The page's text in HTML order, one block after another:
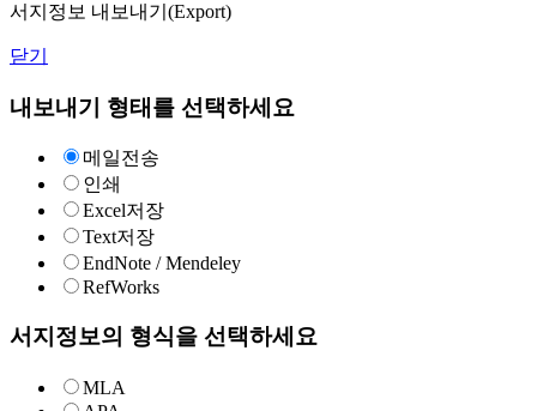
서지정보 내보내기(Export)
닫기
내보내기 형태를 선택하세요
메일전송
인쇄
Excel저장
Text저장
EndNote / Mendeley
RefWorks
서지정보의 형식을 선택하세요
MLA